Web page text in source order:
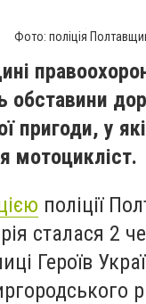
Фото: поліція
обставини
пригоди, у
мотоцикліст.
поліції
сталася 2
Героїв